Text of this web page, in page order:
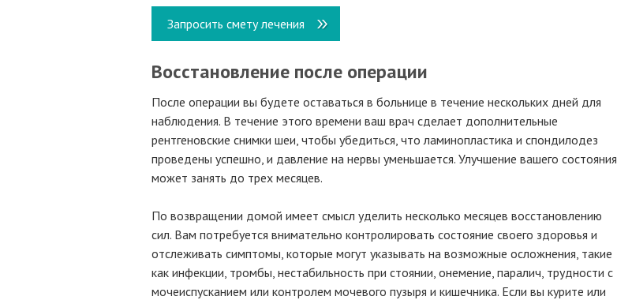
Запросить смету лечения
Восстановление после операции
После операции вы будете оставаться в больнице в течение нескольких дней для
наблюдения. В течение этого времени ваш врач сделает дополнительные
рентгеновские снимки шеи, чтобы убедиться, что ламинопластика и спондилодез
проведены успешно, и давление на нервы уменьшается. Улучшение вашего состояния
может занять до трех месяцев.
По возвращении домой имеет смысл уделить несколько месяцев восстановлению
сил. Вам потребуется внимательно контролировать состояние своего здоровья и
отслеживать симптомы, которые могут указывать на возможные осложнения, такие
как инфекции, тромбы, нестабильность при стоянии, онемение, паралич, трудности с
мочеиспусканием или контролем мочевого пузыря и кишечника. Если вы курите или